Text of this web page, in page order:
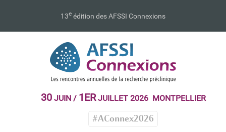
13e édition des AFSSI Connexions
30JUIN / 1ERJUILLET 2026 MONTPELLIER
#AConnex2026